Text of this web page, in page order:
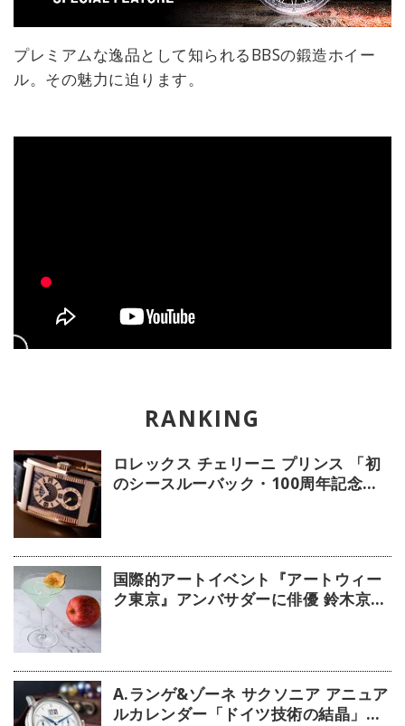
作品を生み出しているのか？
プレミアムな逸品として知られるBBSの鍛造ホイー
ル。その魅力に迫ります。
ロレックス チェリーニ プリンス 「初
のシースルーバック・100周年記念モ
国際的アートイベント『アートウィー
ク東京』アンバサダーに俳優 鈴木京香
A.ランゲ&ゾーネ サクソニア アニュア
ルカレンダー「ドイツ技術の結晶」